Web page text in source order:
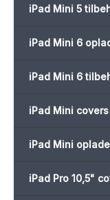
iPad Mini 5
iPad Mini 6
iPad Mini 6
iPad Mini covers
iPad Mini
iPad Pro 10,5"